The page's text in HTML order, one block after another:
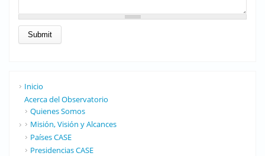
Inicio
Acerca del Observatorio
Quienes Somos
Misión, Visión y Alcances
Países CASE
Presidencias CASE